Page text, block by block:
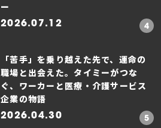
ー
2026.07.12
「苦手」を乗り越えた先で、運命の
職場と出会えた。タイミーがつな
ぐ、ワーカーと医療・介護サービス
企業の物語
2026.04.30